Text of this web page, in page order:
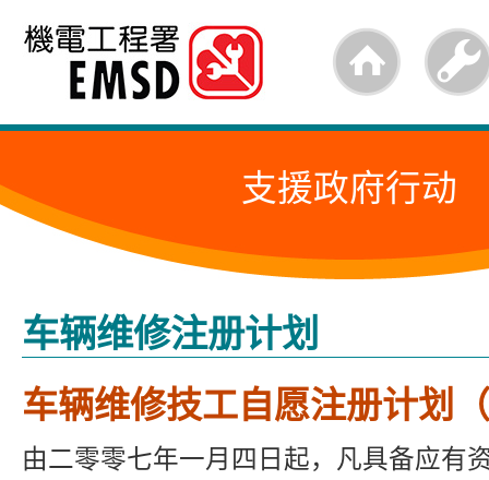
跳
内
的
始
支援政府行动
车辆维修注册计划
车辆维修技工自愿注册计划
由二零零七年一月四日起，凡具备应有